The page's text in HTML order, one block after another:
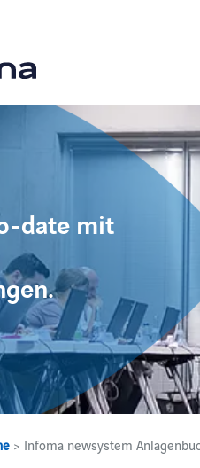
date mit
> Infoma newsystem